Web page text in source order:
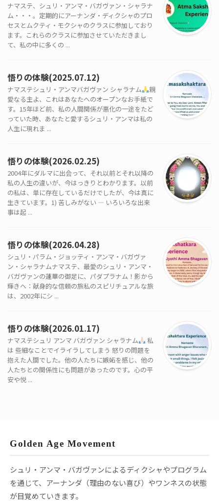
ナマステ、シュリ・アンマ・バガヴァン・シャラナ
ム・・・。定期的にアーナンダ・ディクシャのプロ
セスとムクティ・モクシャのクラスに参加しており
ます。これらのクラスに参加させていただきまし
て、私の中に多くの ...
悟りの体験(2025.07.12)
ナマステシュリ・アンマバガヴァン シャラナム
親
愛なる主よ、これはあなたへのオープンなお手紙で
す。15年ほど前、私の人間関係が悪化の一途をたど
っていた時、あなたと愛するシュリ・アンマは私の
人生に現れま ...
悟りの体験(2026.02.25)
2004年にダルマに出会って、それ以前とそれ以降の
私の人生の違いが、今はっきりとわかります。以前
の私は、単に存在しているだけでしたが、今は真に
生きています。1) 苦しみがない — いろいろな出来
事は起 ...
悟りの体験(2026.04.28)
シュリ・パラム・ジョッティ・アンマ・バガヴァ
ン・シャラナムナマステ、最愛のシュリ・アンマ・
バガヴァンの蓮華の御足に、パダプラナム！影から
輝きへ：献身的な信頼の旅私のスピリチュアルな旅
は、2002年にシ ...
悟りの体験(2026.01.17)
ナマステシュリ アンマ バガヴァン シャラナム
私
は 些細なことでイライラしてしまう 怒りの問題を
抱えた人間でした。他の人たちに嫉妬を感じ、他の
人たちとの関係性にも問題があったのです。心の平
安や悦 ...
Golden Age Movement
シュリ・アンマ・バガヴァンによるディクシャやプログラム
を通じて、アーナンダ（理由のない喜び）やワンネスの状態
が目覚めていきます。